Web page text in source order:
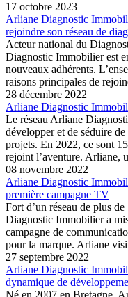
17 octobre 2023
Arliane Diagnostic
rejoindre son réseau de
Acteur national du
Diagnostic Immobilier est
nouveaux adhérents.
raisons principales de
28 décembre 2022
Arliane Diagnostic
Le réseau Arliane
développer et de séduire
projets. En 2022, ce sont
rejoint l’aventure. Arliane,
08 novembre 2022
Arliane Diagnostic
première campagne TV
Fort d’un réseau de plus
Diagnostic Immobilier a
campagne de
pour la marque. Arliane
27 septembre 2022
Arliane Diagnostic
dynamique de